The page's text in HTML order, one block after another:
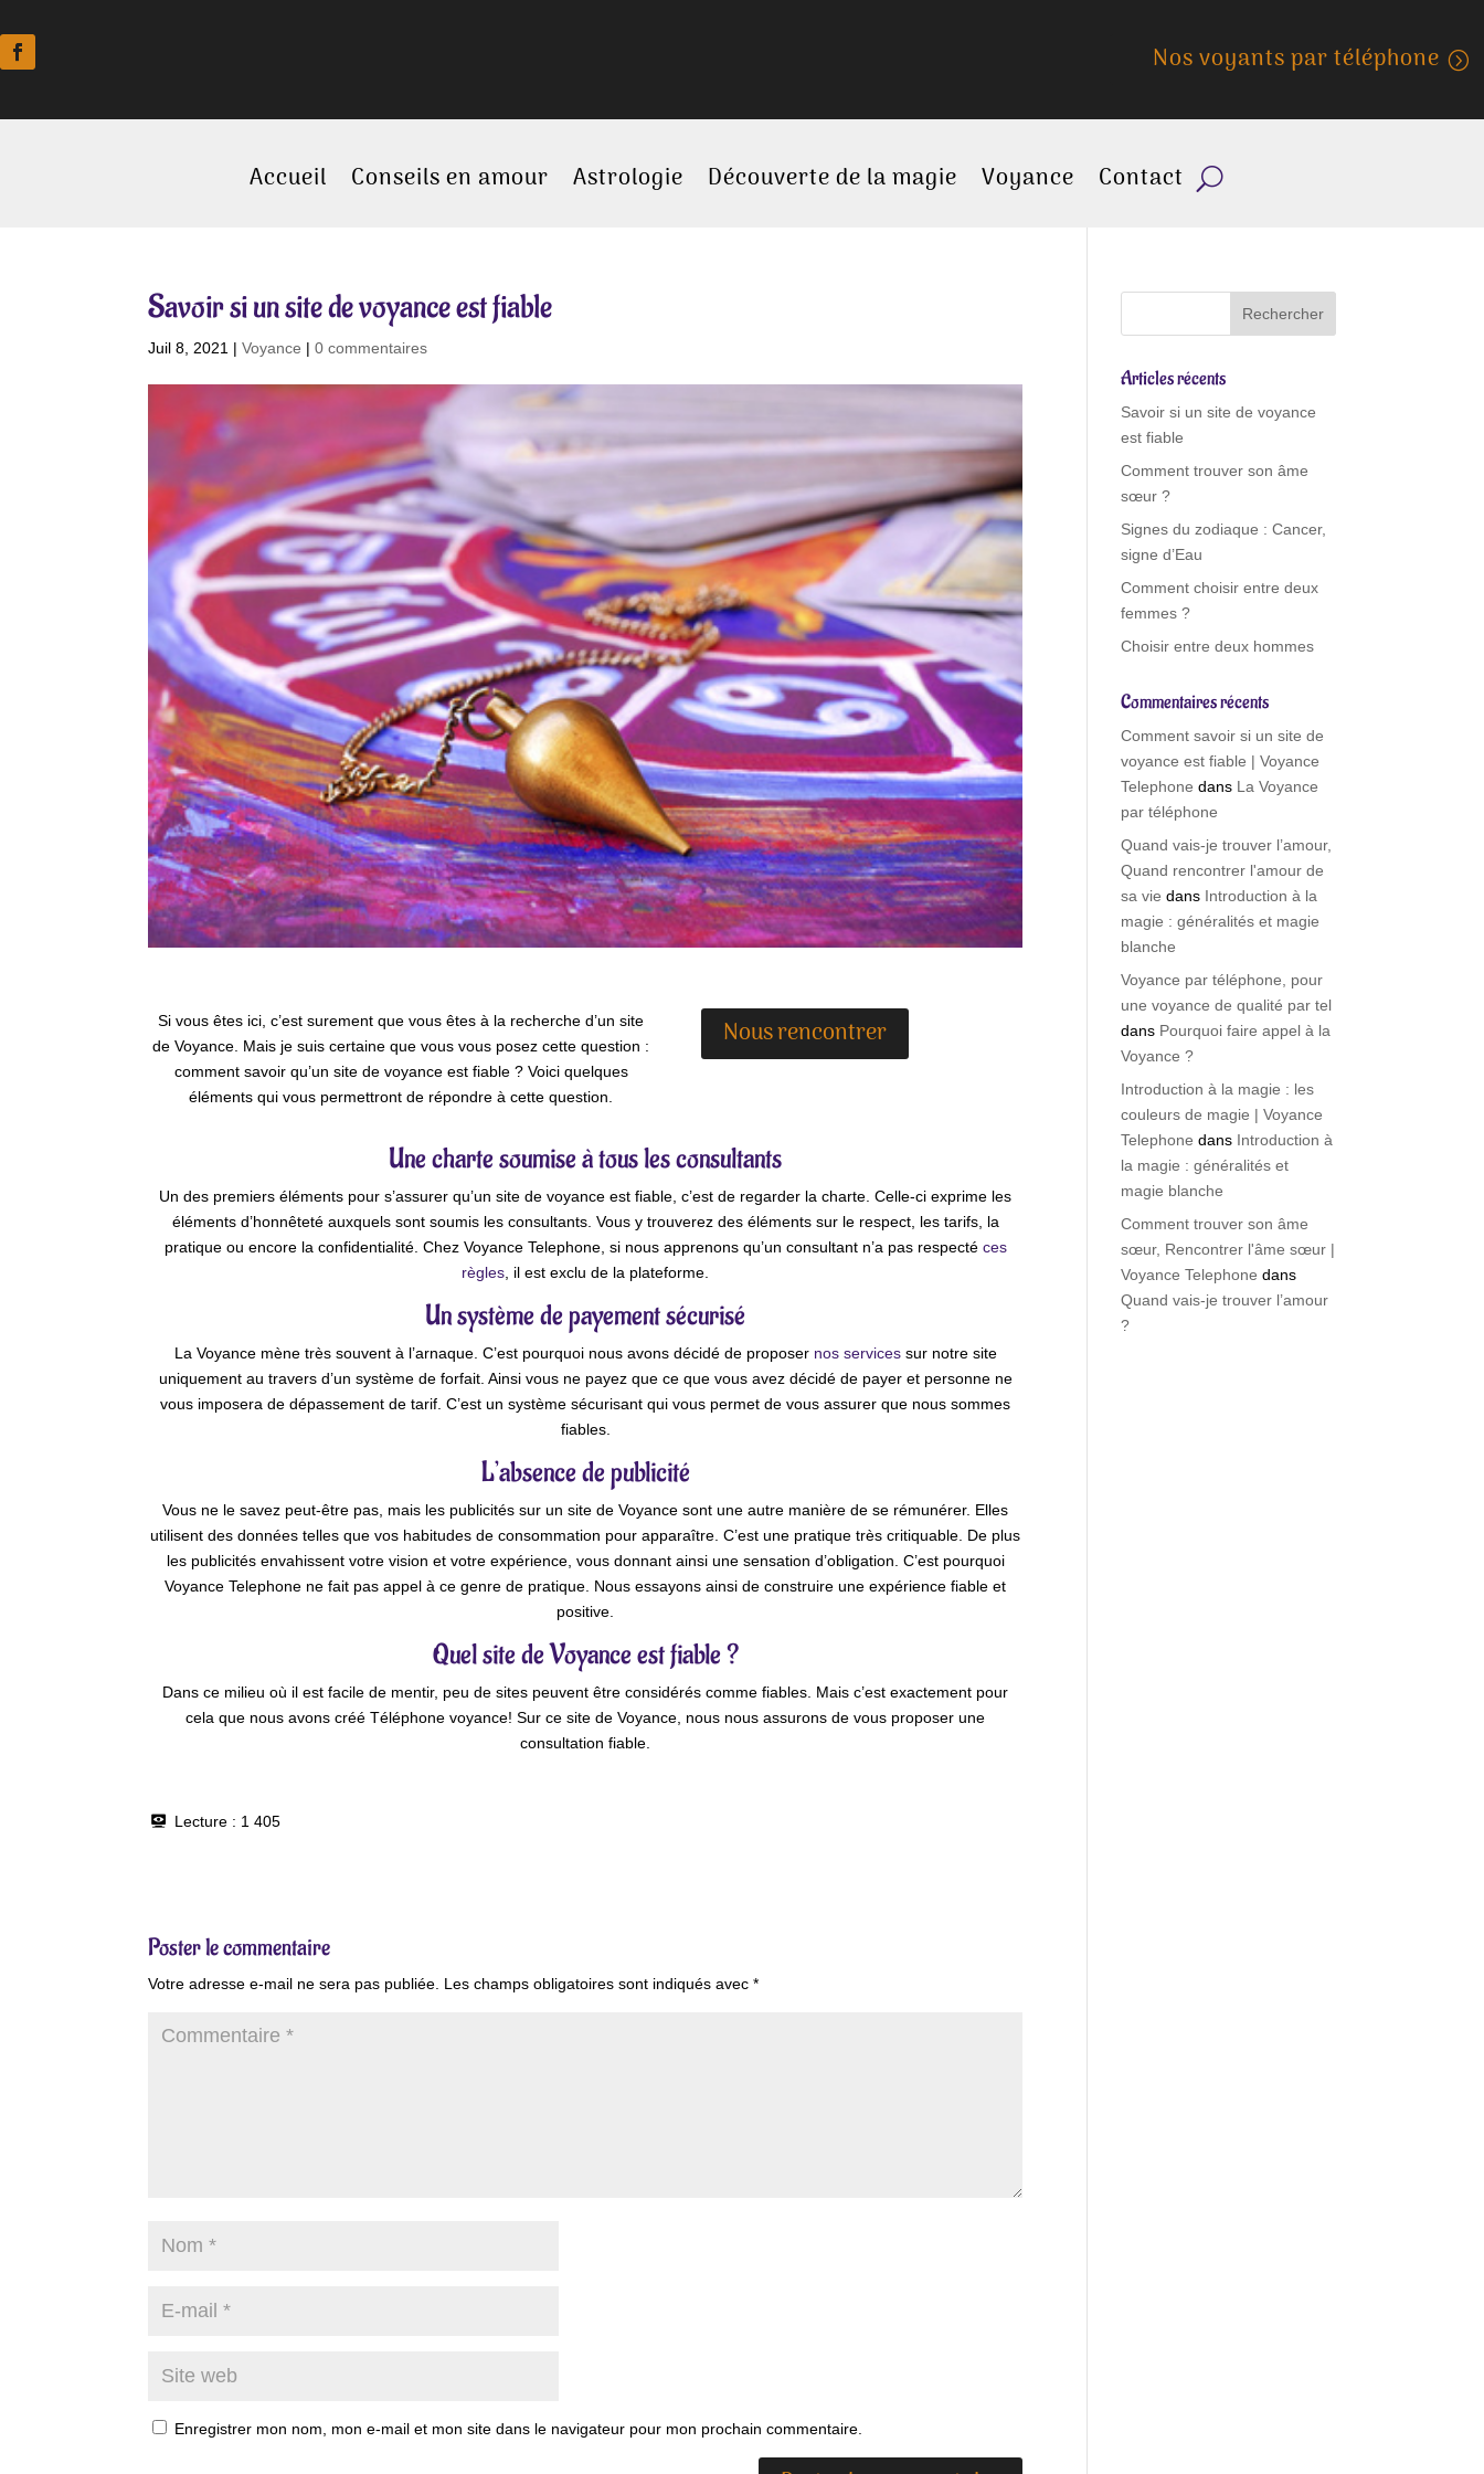
Nos voyants par téléphone
Accueil Conseils en amour Astrologie Découverte de la magie Voyance Contact
Savoir si un site de voyance est fiable
Juil 8, 2021 |Voyance |0 commentaires
Si vous êtes ici, c’est surement que vous êtes à la recherche d’un site
de Voyance. Mais je suis certaine que vous vous posez cette question :
comment savoir qu’un site de voyance est fiable ? Voici quelques
éléments qui vous permettront de répondre à cette question.
Nous rencontrer
Une charte soumise à tous les consultants
Un des premiers éléments pour s’assurer qu’un site de voyance est fiable, c’est de regarder la charte. Celle-ci exprime les
éléments d’honnêteté auxquels sont soumis les consultants. Vous y trouverez des éléments sur le respect, les tarifs, la
pratique ou encore la confidentialité. Chez Voyance Telephone, si nous apprenons qu’un consultant n’a pas respecté ces
règles, il est exclu de la plateforme.
Un système de payement sécurisé
La Voyance mène très souvent à l’arnaque. C’est pourquoi nous avons décidé de proposer nos servicessur notre site
uniquement au travers d’un système de forfait. Ainsi vous ne payez que ce que vous avez décidé de payer et personne ne
vous imposera de dépassement de tarif. C’est un système sécurisant qui vous permet de vous assurer que nous sommes
fiables.
L’absence de publicité
Vous ne le savez peut-être pas, mais les publicités sur un site de Voyance sont une autre manière de se rémunérer. Elles
utilisent des données telles que vos habitudes de consommation pour apparaître. C’est une pratique très critiquable. De plus
les publicités envahissent votre vision et votre expérience, vous donnant ainsi une sensation d’obligation. C’est pourquoi
Voyance Telephone ne fait pas appel à ce genre de pratique. Nous essayons ainsi de construire une expérience fiable et
positive.
Quel site de Voyance est fiable ?
Dans ce milieu où il est facile de mentir, peu de sites peuvent être considérés comme fiables. Mais c’est exactement pour
cela que nous avons créé Téléphone voyance! Sur ce site de Voyance, nous nous assurons de vous proposer une
consultation fiable.
Lecture : 1 405
Poster le commentaire
Votre adresse e-mail ne sera pas publiée. Les champs obligatoires sont indiqués avec*
Enregistrer mon nom, mon e-mail et mon site dans le navigateur pour mon prochain commentaire.
Articles récents
Savoir si un site de voyance
est fiable
Comment trouver son âme
sœur ?
Signes du zodiaque : Cancer,
signe d’Eau
Comment choisir entre deux
femmes ?
Choisir entre deux hommes
Commentaires récents
Comment savoir si un site de
voyance est fiable | Voyance
Telephone dans La Voyance
par téléphone
Quand vais-je trouver l’amour,
Quand rencontrer l'amour de
sa vie dans Introduction à la
magie : généralités et magie
blanche
Voyance par téléphone, pour
une voyance de qualité par tel
dans Pourquoi faire appel à la
Voyance ?
Introduction à la magie : les
couleurs de magie | Voyance
Telephone dans Introduction à
la magie : généralités et
magie blanche
Comment trouver son âme
sœur, Rencontrer l'âme sœur |
Voyance Telephone dans
Quand vais-je trouver l’amour
?